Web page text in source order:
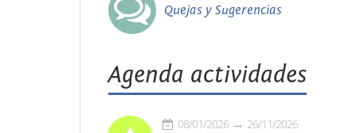
Quejas y Sugerencias
Agenda actividades
08/01/2026 26/11/2026